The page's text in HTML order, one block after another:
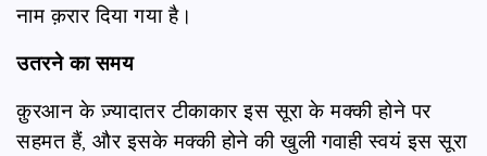
नाम क़रार दिया गया है।
उतरने का समय
क़ुरआन के ज़्यादातर टीकाकार इस सूरा के मक्की होने पर
सहमत हैं, और इसके मक्की होने की खुली गवाही स्वयं इस सूरा